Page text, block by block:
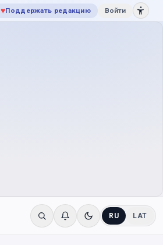
♥Поддержать редакцию Войти
RU LAT